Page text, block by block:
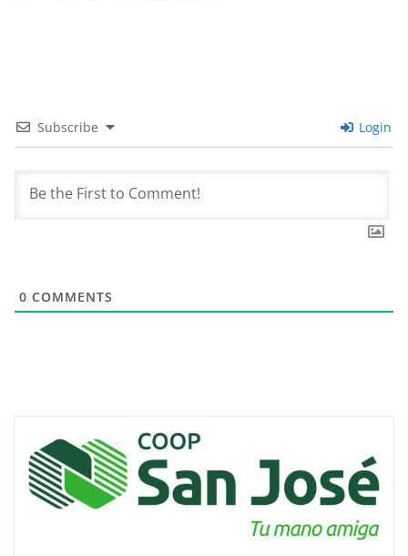
Subscribe Login
0 COMMENTS